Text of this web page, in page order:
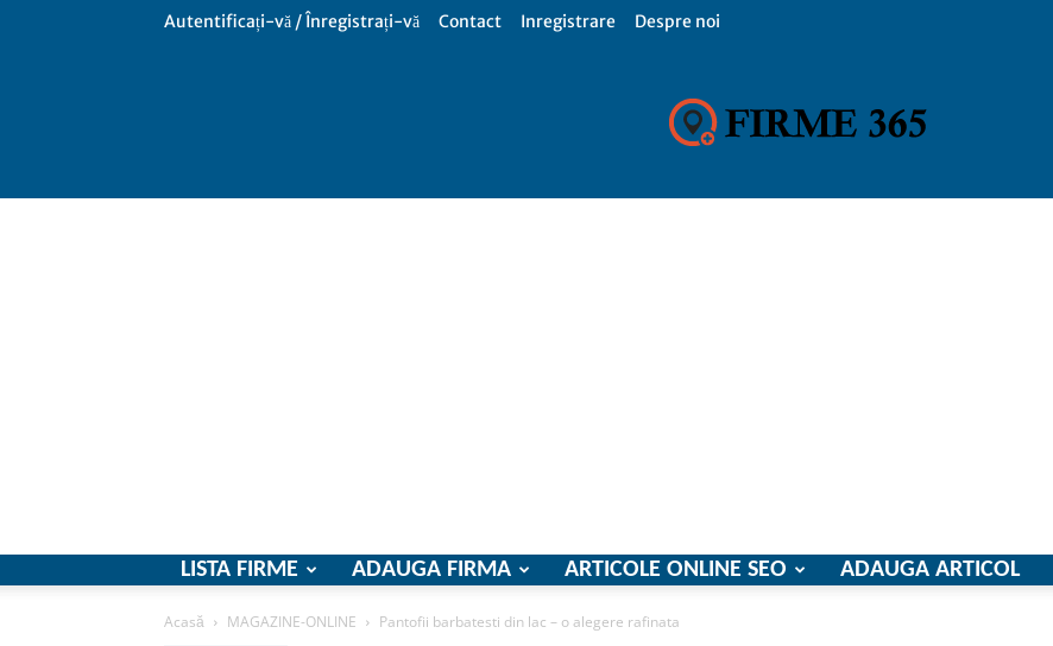
Autentificați-vă / Înregistrați-vă Contact Inregistrare Despre noi
LISTA FIRME ADAUGA FIRMA ARTICOLE ONLINE SEO ADAUGA ARTICOL
Acasă MAGAZINE-ONLINE Pantofii barbatesti din lac – o alegere rafinata